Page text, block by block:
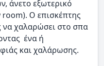
άνετο εξωτερικό
Ο επισκέπτης
να χαλαρώσει στο σπα
ένα ή
και χαλάρωσης.